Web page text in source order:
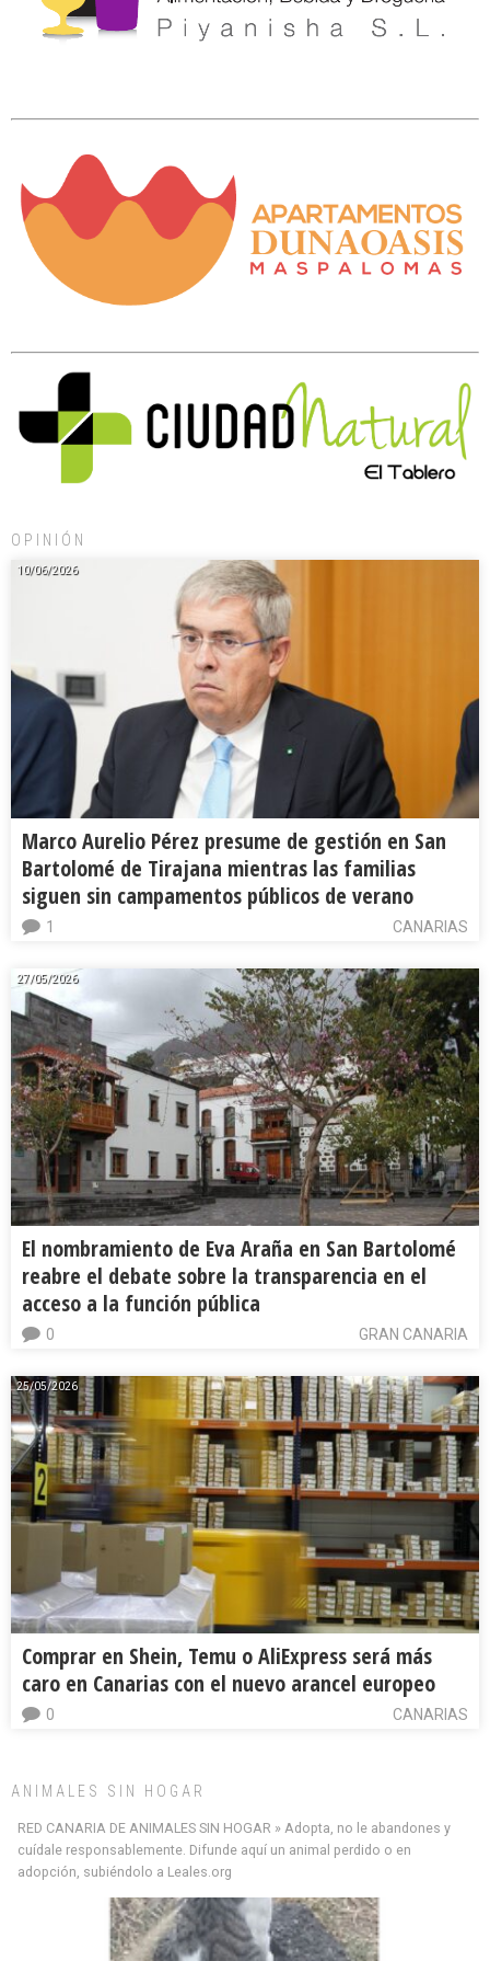
OPINIÓN
10/06/2026
Marco Aurelio Pérez presume de gestión en San
Bartolomé de Tirajana mientras las familias
siguen sin campamentos públicos de verano
CANARIAS
1
27/05/2026
El nombramiento de Eva Araña en San Bartolomé
reabre el debate sobre la transparencia en el
acceso a la función pública
GRAN CANARIA
0
25/05/2026
Comprar en Shein, Temu o AliExpress será más
caro en Canarias con el nuevo arancel europeo
CANARIAS
0
ANIMALES SIN HOGAR
RED CANARIA DE ANIMALES SIN HOGAR » Adopta, no le abandones y
cuídale responsablemente. Difunde aquí un animal perdido o en
adopción, subiéndolo a Leales.org